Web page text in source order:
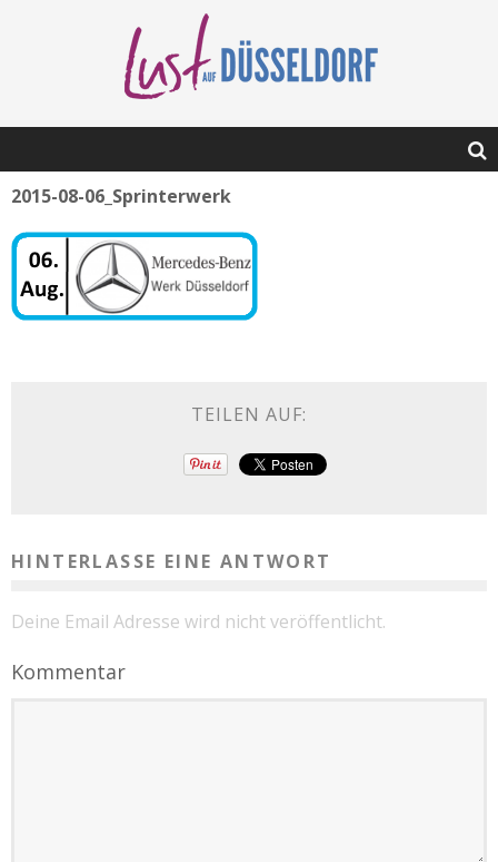
2015-08-06_Sprinterwerk
TEILEN AUF:
HINTERLASSE EINE ANTWORT
Deine Email Adresse wird nicht veröffentlicht.
Kommentar